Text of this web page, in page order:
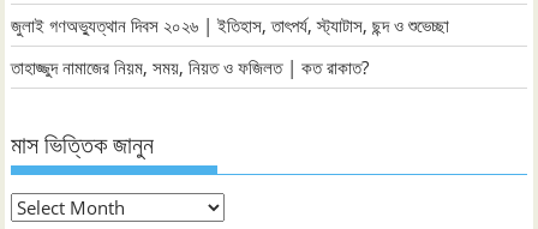
জুলাই গণঅভ্যুত্থান দিবস ২০২৬ | ইতিহাস, তাৎপর্য, স্ট্যাটাস, ছন্দ ও শুভেচ্ছা
তাহাজ্জুদ নামাজের নিয়ম, সময়, নিয়ত ও ফজিলত | কত রাকাত?
মাস ভিত্তিক জানুন
মাস